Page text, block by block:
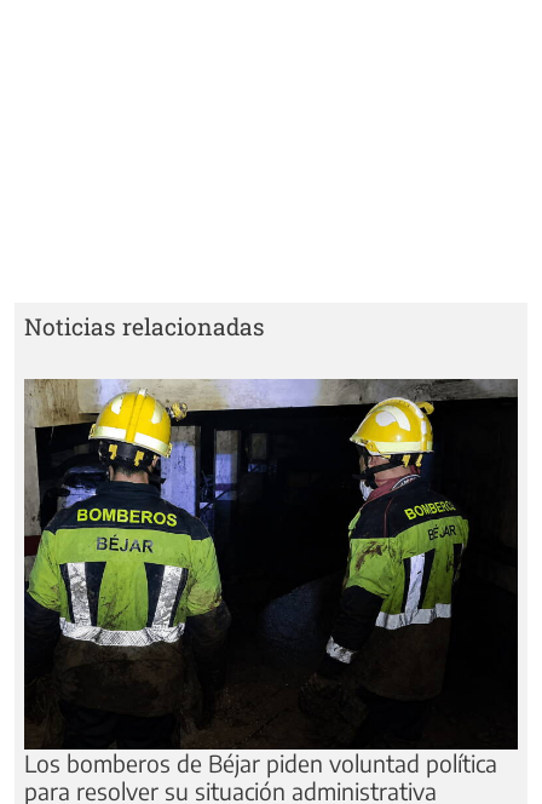
Noticias relacionadas
Los bomberos de Béjar piden voluntad política
para resolver su situación administrativa